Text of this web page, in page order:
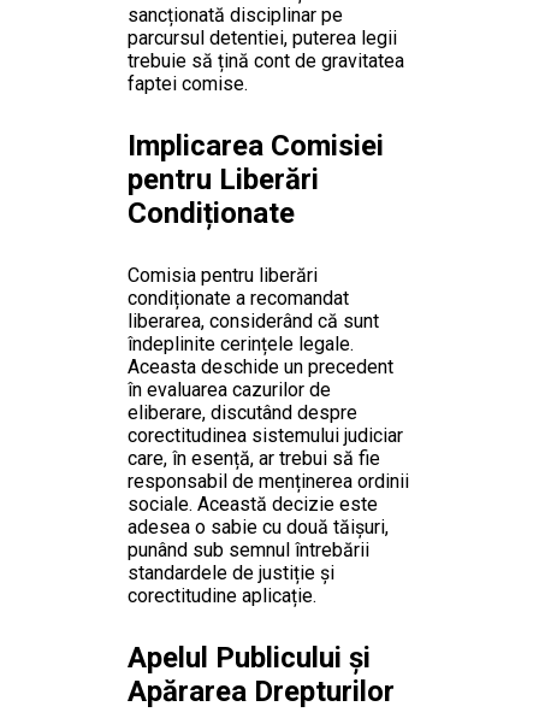
sancționată disciplinar pe
parcursul detentiei, puterea legii
trebuie să țină cont de gravitatea
faptei comise.
Implicarea Comisiei
pentru Liberări
Condiționate
Comisia pentru liberări
condiționate a recomandat
liberarea, considerând că sunt
îndeplinite cerințele legale.
Aceasta deschide un precedent
în evaluarea cazurilor de
eliberare, discutând despre
corectitudinea sistemului judiciar
care, în esență, ar trebui să fie
responsabil de menținerea ordinii
sociale. Această decizie este
adesea o sabie cu două tăișuri,
punând sub semnul întrebării
standardele de justiție și
corectitudine aplicație.
Apelul Publicului și
Apărarea Drepturilor